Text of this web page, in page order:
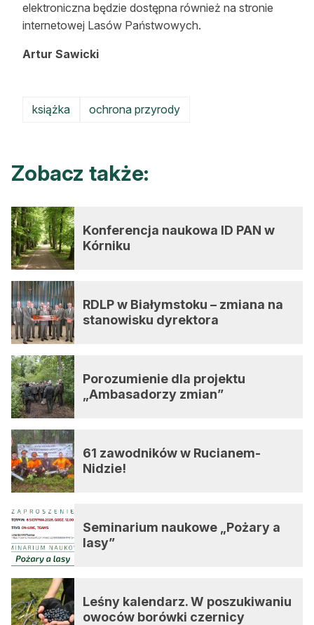
elektroniczna będzie dostępna również na stronie
internetowej Lasów Państwowych.
Artur Sawicki
książka ochrona przyrody
Zobacz także:
Konferencja naukowa ID PAN w
Kórniku
RDLP w Białymstoku – zmiana na
stanowisku dyrektora
Porozumienie dla projektu
„Ambasadorzy zmian”
61 zawodników w Rucianem-
Nidzie!
Seminarium naukowe „Pożary a
lasy”
Leśny kalendarz. W poszukiwaniu
owoców borówki czernicy